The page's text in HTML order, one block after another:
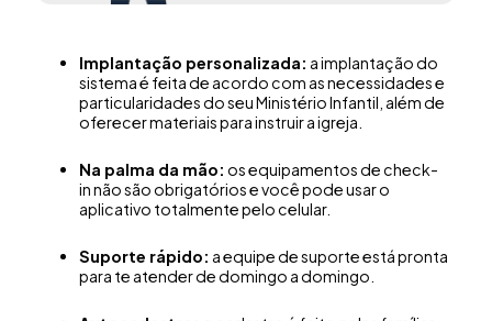
Implantação personalizada: a implantação do
sistema é feita de acordo com as necessidades e
particularidades do seu Ministério Infantil, além de
oferecer materiais para instruir a igreja.
Na palma da mão: os equipamentos de check-
in não são obrigatórios e você pode usar o
aplicativo totalmente pelo celular.
Suporte rápido: a equipe de suporte está pronta
para te atender de domingo a domingo.